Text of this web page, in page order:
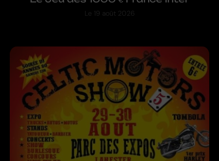
Le 19 août 2026